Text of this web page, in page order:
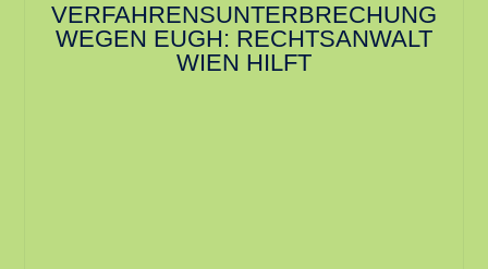
VERFAHRENSUNTERBRECHUNG
WEGEN EUGH: RECHTSANWALT
WIEN HILFT